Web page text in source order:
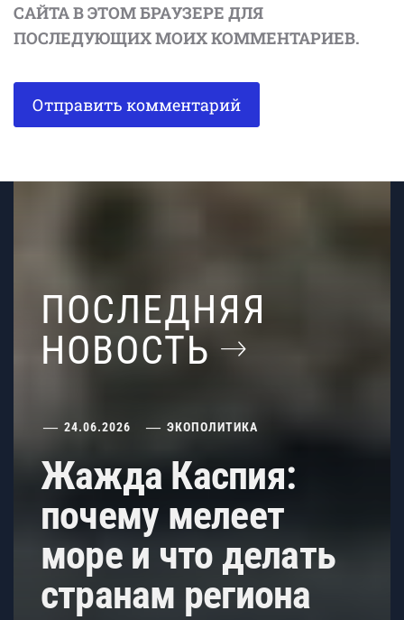
САЙТА В ЭТОМ БРАУЗЕРЕ ДЛЯ
ПОСЛЕДУЮЩИХ МОИХ КОММЕНТАРИЕВ.
ПОСЛЕДНЯЯ
НОВОСТЬ
24.06.2026 ЭКОПОЛИТИКА
Жажда Каспия:
почему мелеет
море и что делать
странам региона